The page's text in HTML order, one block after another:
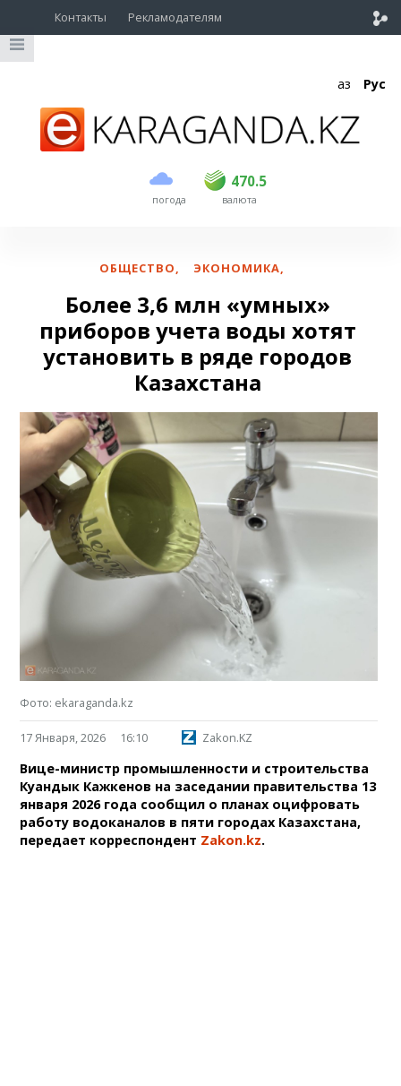
Контакты Рекламодателям
Қаз Рус
погода
470.5
USD 468 470.5
EUR валюта
ОБЩЕСТВО, ЭКОНОМИКА,
Более 3,6 млн «умных»
приборов учета воды хотят
установить в ряде городов
Казахстана
Фото: ekaraganda.kz
17 Января, 2026 16:10 Zakon.KZ
Вице-министр промышленности и строительства
Куандык Кажкенов на заседании правительства 13
января 2026 года сообщил о планах оцифровать
работу водоканалов в пяти городах Казахстана,
передает корреспондент Zakon.kz.